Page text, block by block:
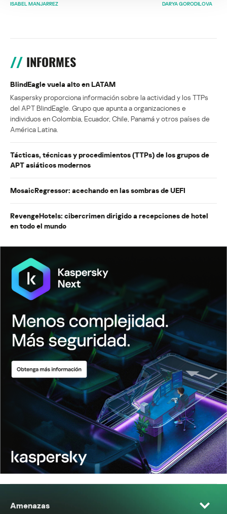
ISABEL MANJARREZ
DARYA GORODILOVA
INFORMES
BlindEagle vuela alto en LATAM
Kaspersky proporciona información sobre la actividad y los TTPs
del APT BlindEagle. Grupo que apunta a organizaciones e
individuos en Colombia, Ecuador, Chile, Panamá y otros países de
América Latina.
Tácticas, técnicas y procedimientos (TTPs) de los grupos de
APT asiáticos modernos
MosaicRegressor: acechando en las sombras de UEFI
RevengeHotels: cibercrimen dirigido a recepciones de hotel
en todo el mundo
Amenazas